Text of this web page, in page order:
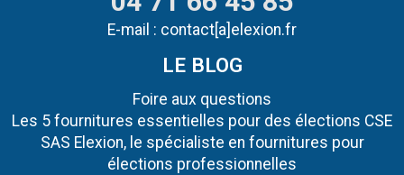
E-mail : contact[a]elexion.fr
LE BLOG
Foire aux questions
Les 5 fournitures essentielles pour des élections CSE
SAS Elexion, le spécialiste en fournitures pour
élections professionnelles